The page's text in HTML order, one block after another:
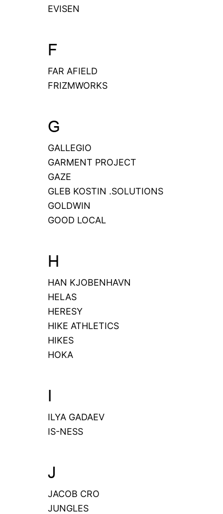
EVISEN
F
FAR AFIELD
FRIZMWORKS
G
GALLEGIO
GARMENT PROJECT
GAZE
GLEB KOSTIN .SOLUTIONS
GOLDWIN
GOOD LOCAL
H
HAN KJOBENHAVN
HELAS
HERESY
HIKE ATHLETICS
HIKES
HOKA
I
ILYA GADAEV
IS-NESS
J
JACOB CRO
JUNGLES